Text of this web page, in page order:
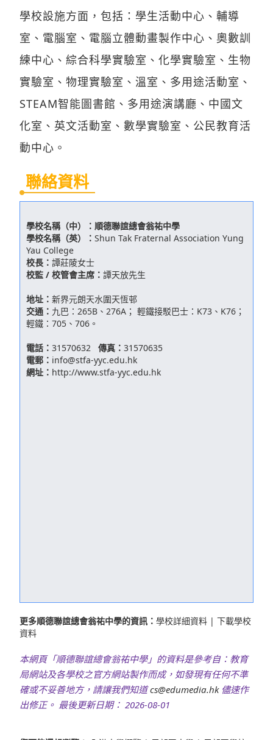
學校設施方面，包括：學生活動中心、輔導
室、電腦室、電腦立體動畫製作中心、奧數訓
練中心、綜合科學實驗室、化學實驗室、生物
實驗室、物理實驗室、溫室、多用途活動室、
STEAM智能圖書館、多用途演講廳、中國文
化室、英文活動室、數學實驗室、公民教育活
動中心。
聯絡資料
學校名稱（中）： 順德聯誼總會翁祐中學
學校名稱（英）： Shun Tak Fraternal Association Yung
Yau College
校長： 譚莊陵女士
校監 / 校管會主席： 譚天放先生
地址： 新界元朗天水圍天恆邨
交通： 九巴：265B、276A； 輕鐵接駁巴士：K73、K76；
輕鐵：705、706。
電話： 31570632 傳真： 31570635
電郵： info@stfa-yyc.edu.hk
網址： http://www.stfa-yyc.edu.hk
更多順德聯誼總會翁祐中學的資訊： 學校詳細資料 | 下載學校
資料
本網頁「順德聯誼總會翁祐中學」的資料是參考自：教育
局網站及各學校之官方網站製作而成，如發現有任何不準
確或不妥善地方，請讓我們知道cs@edumedia.hk儘速作
出修正。 最後更新日期： 2026-08-01